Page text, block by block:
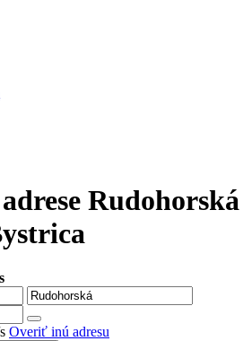
Rudohorská
Overiť inú adresu